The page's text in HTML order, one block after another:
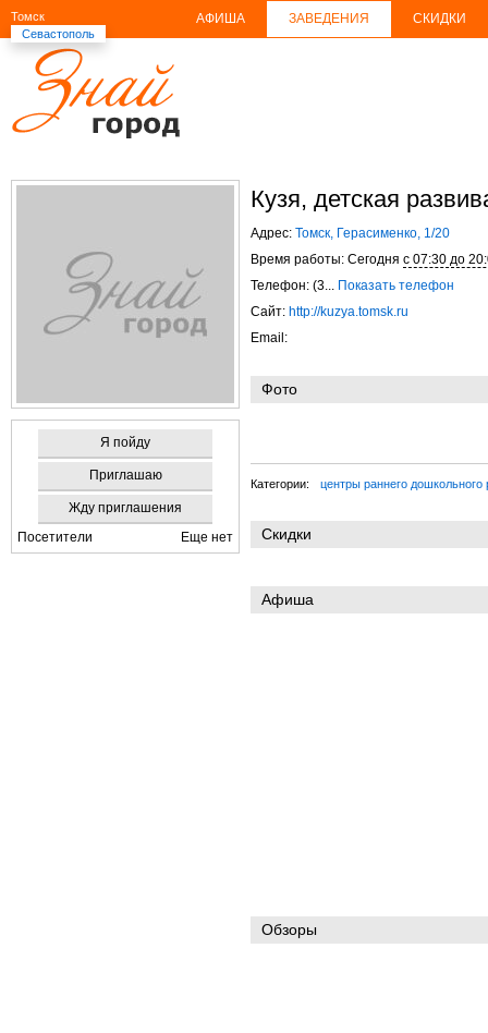
Томск
Севастополь
АФИША ЗАВЕДЕНИЯ СКИДКИ
Я пойду
Приглашаю
Жду приглашения
Посетители
Еще нет
Кузя, детская
Адрес: Томск, Герасименко, 1/20
Время работы: Сегодня с 07:30 до
Телефон: (3... Показать телефон
Сайт: http://kuzya.tomsk.ru
Email:
Фото
Категории: центры раннего дошкольного
Скидки
Афиша
Обзоры